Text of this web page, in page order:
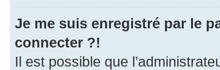
Je me suis enregistré par le
connecter ?!
Il est possible que